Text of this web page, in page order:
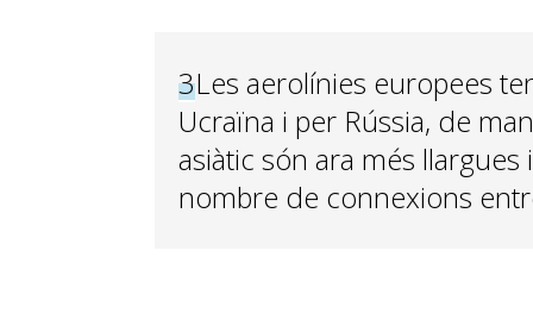
3Les aerolínies europees
Ucraïna i per Rússia, de
asiàtic són ara més
nombre de connexions